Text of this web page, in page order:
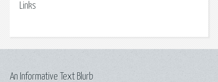
Links
An Informative Text Blurb